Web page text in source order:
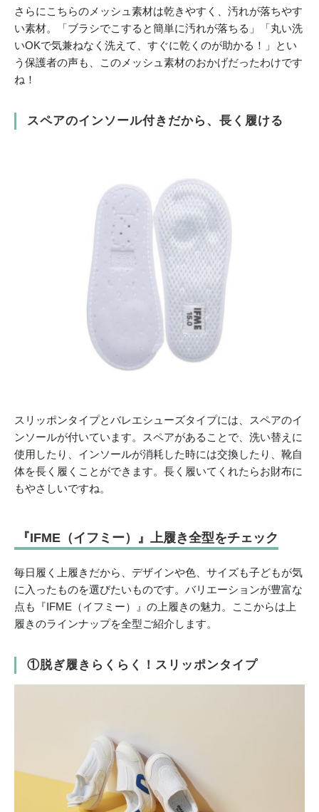
さらにこちらのメッシュ素材は乾きやすく、汚れが落ちやす
い素材。「ブラシでこすると簡単に汚れが落ちる」「丸い洗
いOKで気兼ねなく洗えて、すぐに乾くのが助かる！」とい
う保護者の声も、このメッシュ素材のおかげだったわけです
ね！
スペアのインソール付きだから、長く履ける
スリッポンタイプとバレエシューズタイプには、スペアのイ
ンソールが付いています。スペアがあることで、洗い替えに
使用したり、インソールが消耗した時には交換したり、靴自
体を長く履くことができます。長く履いてくれたらお財布に
もやさしいですね。
『IFME（イフミー）』上履き全型をチェック
毎日履く上履きだから、デザインや色、サイズも子どもが気
に入ったものを選びたいものです。バリエーションが豊富な
点も『IFME（イフミー）』の上履きの魅力。ここからは上
履きのラインナップを全型ご紹介します。
①脱ぎ履きらくらく！スリッポンタイプ